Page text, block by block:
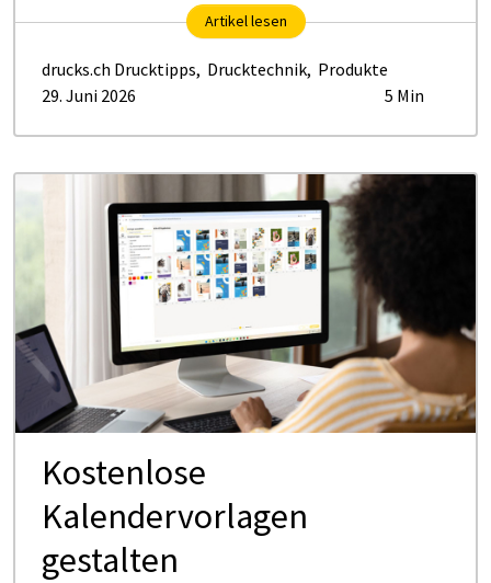
Artikel lesen
drucks.ch Drucktipps, Drucktechnik, Produkte
29. Juni 2026
5 Min
Kostenlose
Kalendervorlagen
gestalten